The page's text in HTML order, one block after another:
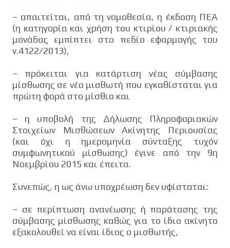
– απαιτείται, από τη νομοθεσία, η έκδοση ΠΕΑ
(η κατηγορία και χρήση του κτιρίου / κτιριακής
μονάδας εμπίπτει στο πεδίο εφαρμογής του
ν.4122/2013),
– πρόκειται για κατάρτιση νέας σύμβασης
μίσθωσης σε νέο μισθωτή που εγκαθίσταται για
πρώτη φορά στο μίσθιο και
– η υποβολή της Δήλωσης Πληροφοριακών
Στοιχείων Μισθώσεων Ακίνητης Περιουσίας
(και όχι η ημερομηνία σύνταξης τυχόν
συμφωνητικού μίσθωσης) έγινε από την 9η
Νοεμβρίου 2015 και έπειτα.
Συνεπώς, η ως άνω υποχρέωση δεν υφίσταται:
– σε περίπτωση ανανέωσης ή παράτασης της
σύμβασης μίσθωσης καθώς για το ίδιο ακίνητο
εξακολουθεί να είναι ίδιος ο μισθωτής,